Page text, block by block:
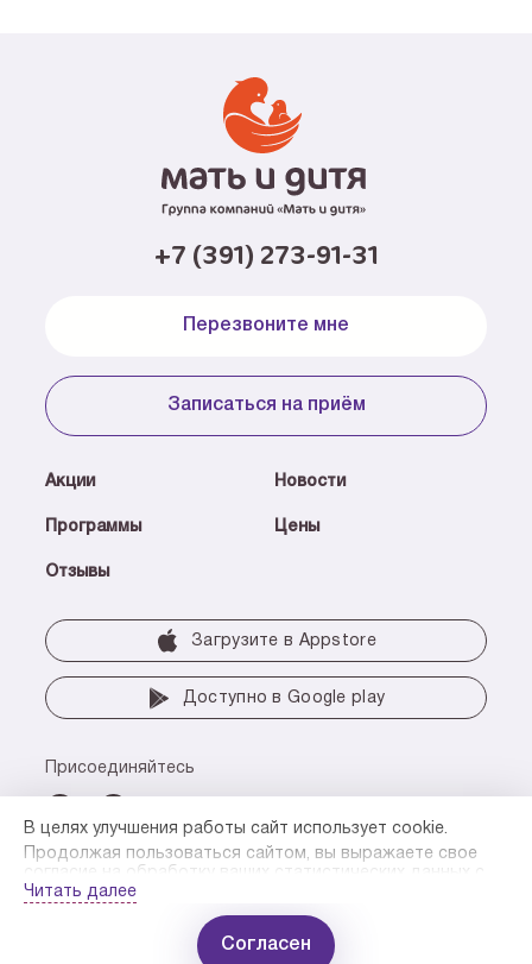
Акции
Программы
Отзывы
Новости
Цены
+7 (391) 273-91-31
Перезвоните мне
Записаться на приём
Загрузите в Аррstore
Доступно в Google play
Присоединяйтесь
© 2026 Группа компаний «Мать и дитя»
В целях улучшения работы сайт использует cookie.
Продолжая пользоваться сайтом, вы выражаете свое
согласие на обработку ваших статистических данных с
использованием метрических программ.
В случае отказа вы можете отключить сохранение cookie
в настройках вашего браузера или прекратить
использование сайта.
Читать далее
Согласен